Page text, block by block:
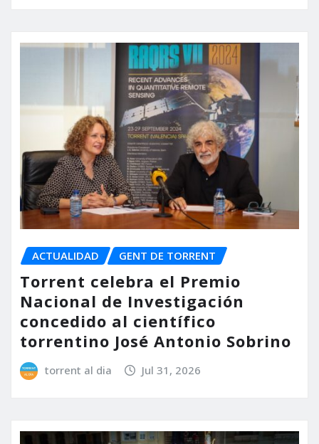
ACTUALIDAD GENT DE TORRENT
Torrent celebra el Premio
Nacional de Investigación
concedido al científico
torrentino José Antonio Sobrino
torrent al dia Jul 31, 2026